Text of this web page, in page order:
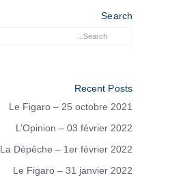
Search
Recent Posts
Le Figaro – 25 octobre 2021
L’Opinion – 03 février 2022
La Dépêche – 1er février 2022
Le Figaro – 31 janvier 2022